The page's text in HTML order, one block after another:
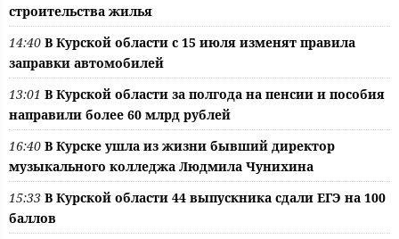
строительства жилья
14:40 В Курской области с 15 июля изменят правила
заправки автомобилей
13:01 В Курской области за полгода на пенсии и пособия
направили более 60 млрд рублей
16:40 В Курске ушла из жизни бывший директор
музыкального колледжа Людмила Чунихина
15:33 В Курской области 44 выпускника сдали ЕГЭ на 100
баллов